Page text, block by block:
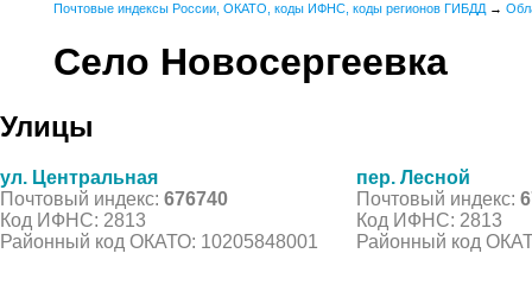
Почтовые индексы России, ОКАТО, коды ИФНС, коды регионов ГИБДД →
Село Новосергеевка
Улицы
ул. Центральная
Почтовый индекс: 676740
Код ИФНС: 2813
Районный код ОКАТО: 10205848001
пер. Лесной
Почтовый индекс:
Код ИФНС: 2813
Районный код